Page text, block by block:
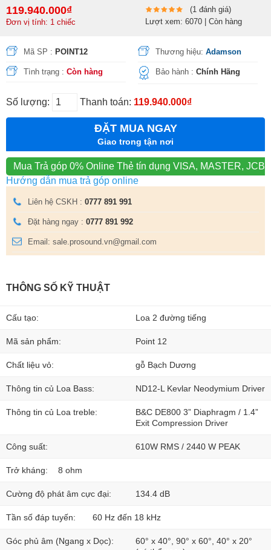
119.940.000₫
Đơn vị tính: 1 chiếc
(1 đánh giá)
Lượt xem: 6070 | Còn hàng
Mã SP : POINT12 Thương hiệu:Adamson
Tình trạng : Còn hàng Bảo hành :Chính Hãng
Số lượng: Thanh toán: 119.940.000₫
ĐẶT MUA NGAY
Giao trong tận nơi
Mua Trả góp 0% Online Thẻ tín dụng VISA, MASTER, JCB
Hướng dẫn mua trả góp online
Liên hệ CSKH : 0777 891 991
Đặt hàng ngay : 0777 891 992
Email: sale.prosound.vn@gmail.com
THÔNG SỐ KỸ THUẬT
Cấu tạo: Loa 2 đường tiếng
Mã sản phẩm: Point 12
Chất liệu vỏ: gỗ Bạch Dương
Thông tin củ Loa Bass: ND12-L Kevlar Neodymium Driver
Thông tin củ Loa treble:
B&C DE800 3” Diaphragm / 1.4”
Exit Compression Driver
Công suất: 610W RMS / 2440 W PEAK
Trở kháng: 8 ohm
Cường độ phát âm cực đại: 134.4 dB
Tần số đáp tuyến: 60 Hz đến 18 kHz
Góc phủ âm (Ngang x Dọc):
60° x 40°, 90° x 60°, 40° x 20°